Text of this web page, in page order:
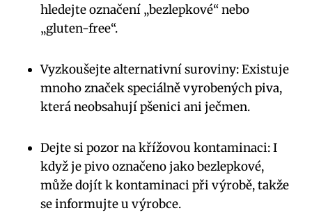
hledejte označení „bezlepkové“ nebo
„gluten-free“.
Vyzkoušejte alternativní suroviny: Existuje
mnoho značek speciálně vyrobených piva,
která neobsahují pšenici ani ječmen.
Dejte si pozor na křížovou kontaminaci: I
když je pivo označeno jako bezlepkové,
může dojít k kontaminaci při výrobě, takže
se informujte u výrobce.